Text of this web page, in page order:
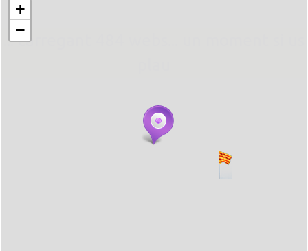
... carregant 484 webs... un moment si us
+
−